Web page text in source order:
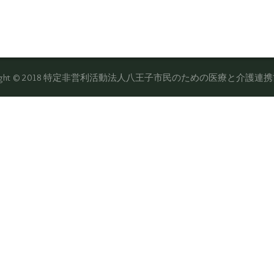
© 2018 特定非営利活動法人八王子市民のための医療と介護連